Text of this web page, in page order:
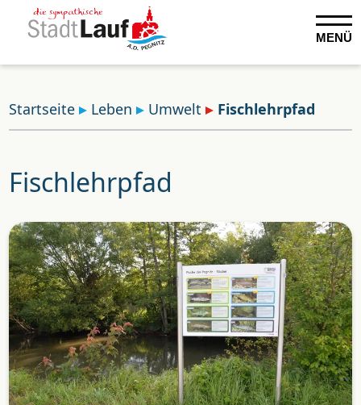
MENÜ
Startseite Leben Umwelt Fischlehrpfad
Fischlehrpfad